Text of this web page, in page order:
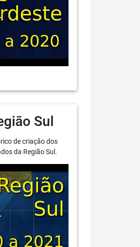
Sul
de criação dos
da Região Sul.